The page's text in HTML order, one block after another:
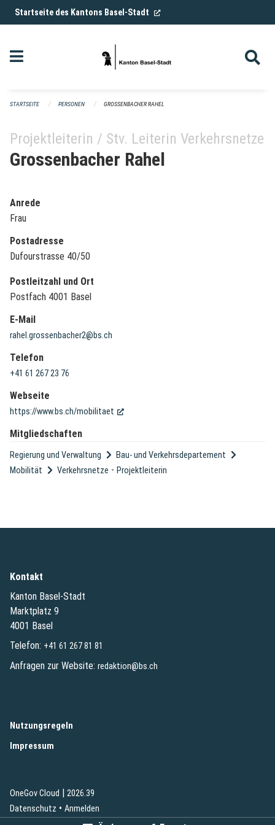
Navigation überspringen
Startseite des Kantons Basel-Stadt (External Link)
STARTSEITE PERSONEN GROSSENBACHER RAHEL
Projektleiterin / Stv. Leiterin Verkehrsnetze
Grossenbacher Rahel
Anrede
Frau
Postadresse
Dufourstrasse 40/50
Postleitzahl und Ort
Postfach 4001 Basel
E-Mail
rahel.grossenbacher2@bs.ch
Telefon
+41 61 267 23 76
Webseite
https://www.bs.ch/mobilitaet (External Link)
Mitgliedschaften
Regierung und Verwaltung
Bau- und Verkehrsdepartement
Mobilität
Verkehrsnetze -Projektleiterin
Kontakt
Kanton Basel-Stadt
Marktplatz 9
4001 Basel
Telefon: +41 61 267 81 81
Anfragen zur Website: redaktion@bs.ch
Nutzungsregeln
Impressum
OneGov Cloud (External Link)
| 2026.39
Datenschutz (External Link)
Anmelden